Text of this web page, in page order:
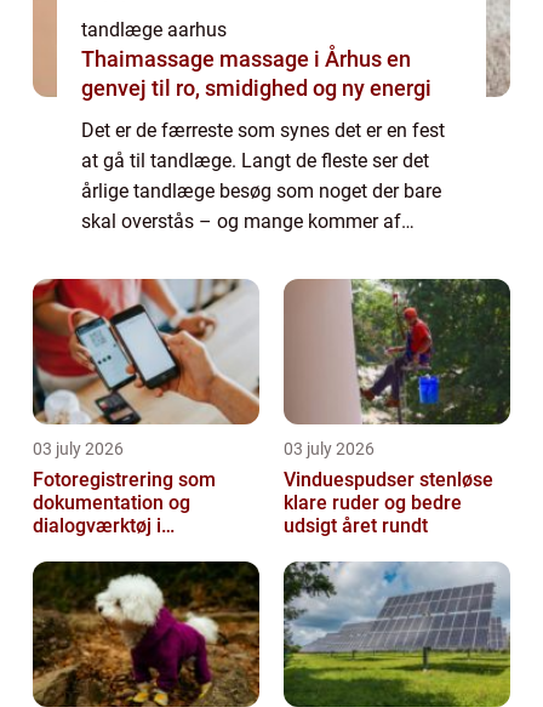
tandlæge aarhus
Thaimassage massage i Århus en
genvej til ro, smidighed og ny energi
Det er de færreste som synes det er en fest
at gå til tandlæge. Langt de fleste ser det
årlige tandlæge besøg som noget der bare
skal overstås – og mange kommer af
sidst nævnte gruppe er det dog vigtigt at d...
03 july 2026
Fotoregistrering som
dokumentation og
dialogværktøj i
03 july 2026
Vinduespudser stenløse
klare ruder og bedre
udsigt året rundt